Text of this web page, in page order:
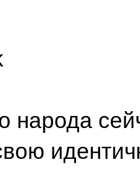
народа